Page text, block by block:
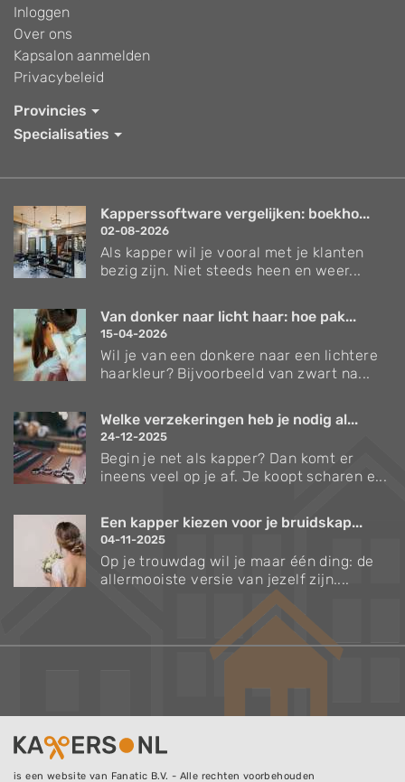
Inloggen
Over ons
Kapsalon aanmelden
Privacybeleid
Provincies
Specialisaties
Kapperssoftware vergelijken: boekho...
02-08-2026
Als kapper wil je vooral met je klanten
bezig zijn. Niet steeds heen en weer...
Van donker naar licht haar: hoe pak...
15-04-2026
Wil je van een donkere naar een lichtere
haarkleur? Bijvoorbeeld van zwart na...
Welke verzekeringen heb je nodig al...
24-12-2025
Begin je net als kapper? Dan komt er
ineens veel op je af. Je koopt scharen e...
Een kapper kiezen voor je bruidskap...
04-11-2025
Op je trouwdag wil je maar één ding: de
allermooiste versie van jezelf zijn....
is een website van Fanatic B.V. - Alle rechten voorbehouden